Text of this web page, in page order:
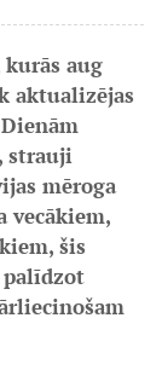
aug
aktualizējas
strauji
mēroga
vecākiem,
šis
palīdzot